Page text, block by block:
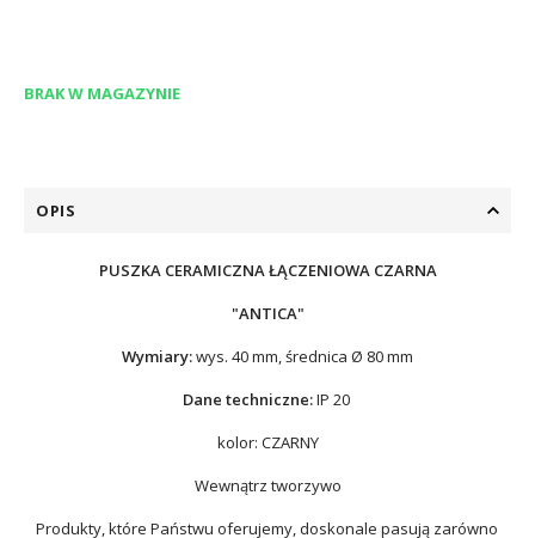
BRAK W MAGAZYNIE
OPIS
PUSZKA CERAMICZNA ŁĄCZENIOWA CZARNA
"ANTICA"
Wymiary:wys. 40 mm, średnica Ø 80 mm
Dane techniczne:IP 20
kolor: CZARNY
Wewnątrz tworzywo
Produkty, które Państwu oferujemy, doskonale pasują zarówno